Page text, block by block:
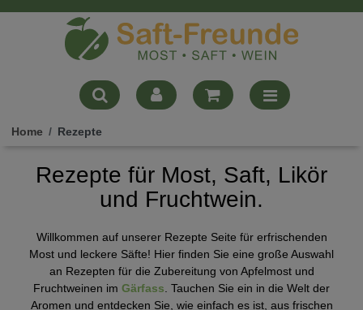
Home Rezepte
Rezepte für Most, Saft, Likör
und Fruchtwein.
Willkommen auf unserer Rezepte Seite für erfrischenden
Most und leckere Säfte! Hier finden Sie eine große Auswahl
an Rezepten für die Zubereitung von Apfelmost und
Fruchtweinen im Gärfass . Tauchen Sie ein in die Welt der
Aromen und entdecken Sie, wie einfach es ist, aus frischen